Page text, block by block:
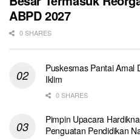
ABPD 2027
0 SHARES
Puskesmas Pantai Amal
Iklim
0 SHARES
Pimpin Upacara
Penguatan Pendidikan